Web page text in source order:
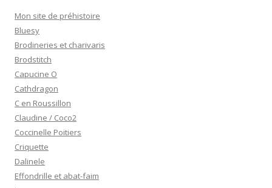
Mon site de préhistoire
Bluesy
Brodineries et charivaris
Brodstitch
Capucine O
Cathdragon
C en Roussillon
Claudine / Coco2
Coccinelle Poitiers
Criquette
Dalinele
Effondrille et abat-faim